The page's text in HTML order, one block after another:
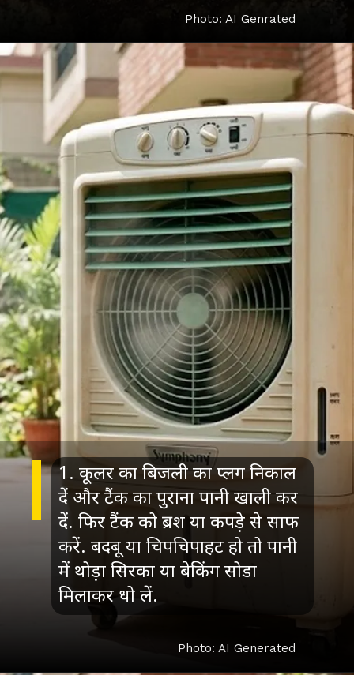
Photo: AI Genrated
1. कूलर का बिजली का प्लग निकाल
दें और टैंक का पुराना पानी खाली कर
दें. फिर टैंक को ब्रश या कपड़े से साफ
करें. बदबू या चिपचिपाहट हो तो पानी
में थोड़ा सिरका या बेकिंग सोडा
मिलाकर धो लें.
Photo: AI Generated